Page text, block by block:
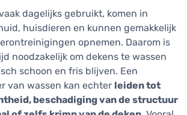
dagelijks gebruikt, komen in
huisdieren en kunnen gemakkelijk
opnemen. Daarom is
noodzakelijk om dekens te wassen
schoon en fris blijven. Een
van wassen kan echter leiden tot
beschadiging van de structuur